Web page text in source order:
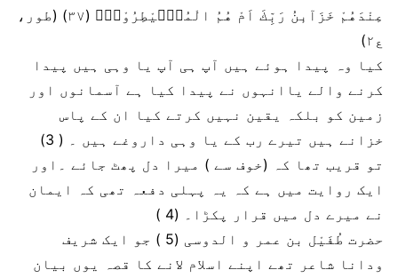
عِنْدَهُمْ خَزَآىٕنُ رَبِّكَ اَمْ هُمُ الْمُصَۜیْطِرُوْنَؕ (۳۷) (طور،
ع۲)
کیا وہ پیدا ہوئے ہیں آپ ہی آپ یا وہی ہیں پیدا
کرنے والے یاانہوں نے پیدا کیا ہے آسمانوں اور
زمین کو بلکہ یقین نہیں کرتے کیا ان کے پاس
خزانے ہیں تیرے رب کے یا وہی داروغے ہیں ۔ ( 3)
تو قریب تھا کہ (خوف سے ) میرا دل پھٹ جائے ۔اور
ایک روایت میں ہے کہ یہ پہلی دفعہ تھی کہ ایمان
نے میرے دل میں قرار پکڑا۔ (4 )
حضرت طُفَیْل بن عمر و الدوسی (5 ) جو ایک شریف
ودانا شاعر تھے اپنے اسلام لانے کا قصہ یوں بیان